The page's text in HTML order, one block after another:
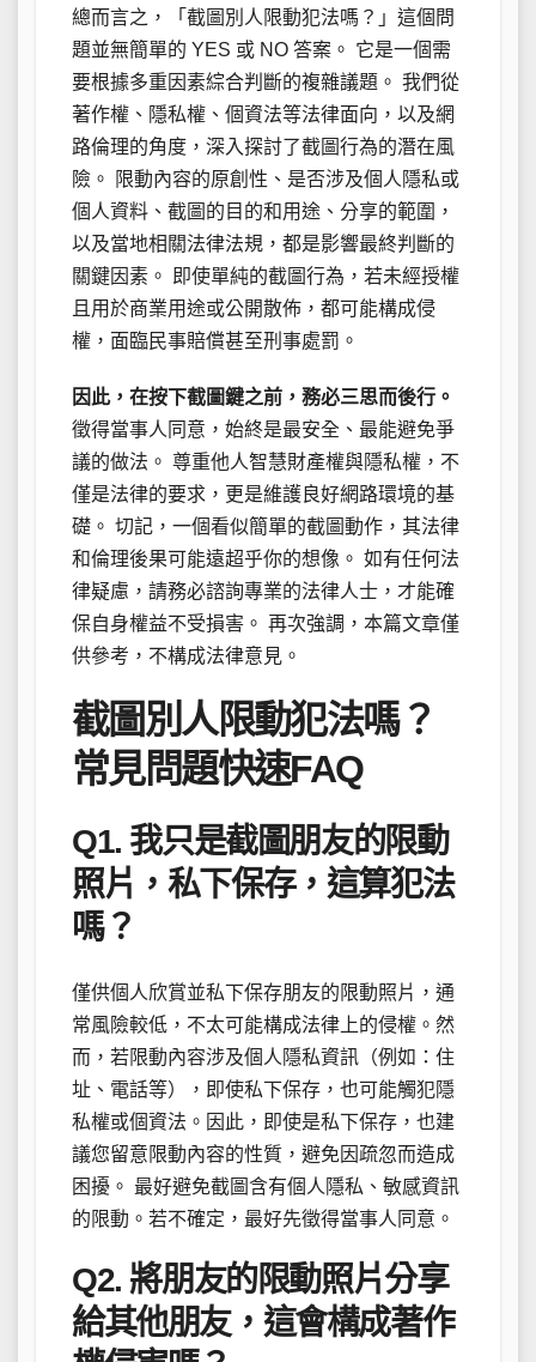
總而言之，「截圖別人限動犯法嗎？」這個問
題並無簡單的 YES 或 NO 答案。 它是一個需
要根據多重因素綜合判斷的複雜議題。 我們從
著作權、隱私權、個資法等法律面向，以及網
路倫理的角度，深入探討了截圖行為的潛在風
險。 限動內容的原創性、是否涉及個人隱私或
個人資料、截圖的目的和用途、分享的範圍，
以及當地相關法律法規，都是影響最終判斷的
關鍵因素。 即使單純的截圖行為，若未經授權
且用於商業用途或公開散佈，都可能構成侵
權，面臨民事賠償甚至刑事處罰。
因此，在按下截圖鍵之前，務必三思而後行。
徵得當事人同意，始終是最安全、最能避免爭
議的做法。 尊重他人智慧財產權與隱私權，不
僅是法律的要求，更是維護良好網路環境的基
礎。 切記，一個看似簡單的截圖動作，其法律
和倫理後果可能遠超乎你的想像。 如有任何法
律疑慮，請務必諮詢專業的法律人士，才能確
保自身權益不受損害。 再次強調，本篇文章僅
供參考，不構成法律意見。
截圖別人限動犯法嗎？
常見問題快速FAQ
Q1. 我只是截圖朋友的限動
照片，私下保存，這算犯法
嗎？
僅供個人欣賞並私下保存朋友的限動照片，通
常風險較低，不太可能構成法律上的侵權。然
而，若限動內容涉及個人隱私資訊（例如：住
址、電話等），即使私下保存，也可能觸犯隱
私權或個資法。因此，即使是私下保存，也建
議您留意限動內容的性質，避免因疏忽而造成
困擾。 最好避免截圖含有個人隱私、敏感資訊
的限動。若不確定，最好先徵得當事人同意。
Q2. 將朋友的限動照片分享
給其他朋友，這會構成著作